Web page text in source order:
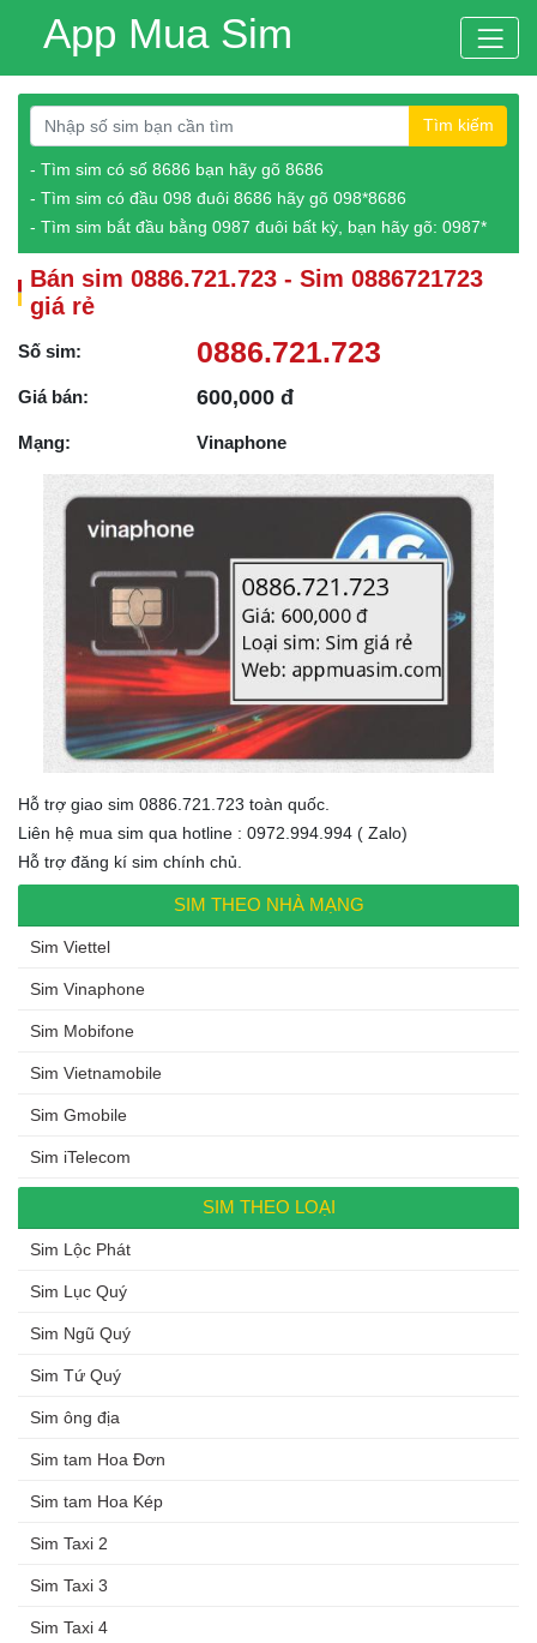
App Mua Sim
Tìm kiếm
- Tìm sim có số 8686 bạn hãy gõ 8686
- Tìm sim có đầu 098 đuôi 8686 hãy gõ 098*8686
- Tìm sim bắt đầu bằng 0987 đuôi bất kỳ, bạn hãy gõ: 0987*
Bán sim 0886.721.723 - Sim 0886721723
giá rẻ
Số sim: 0886.721.723
Giá bán: 600,000 đ
Mạng: Vinaphone
Hỗ trợ giao sim 0886.721.723 toàn quốc.
Liên hệ mua sim qua hotline : 0972.994.994 ( Zalo)
Hỗ trợ đăng kí sim chính chủ.
SIM THEO NHÀ MẠNG
Sim Viettel
Sim Vinaphone
Sim Mobifone
Sim Vietnamobile
Sim Gmobile
Sim iTelecom
SIM THEO LOẠI
Sim Lộc Phát
Sim Lục Quý
Sim Ngũ Quý
Sim Tứ Quý
Sim ông địa
Sim tam Hoa Đơn
Sim tam Hoa Kép
Sim Taxi 2
Sim Taxi 3
Sim Taxi 4